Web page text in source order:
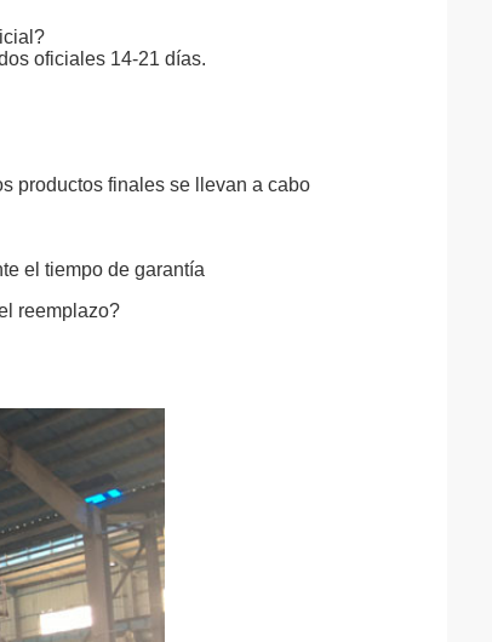
oficiales 14-21 días.
productos finales se llevan a cabo
el tiempo de garantía
reemplazo?